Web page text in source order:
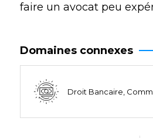
faire un avocat peu
Domaines connexes
Droit Bancaire,